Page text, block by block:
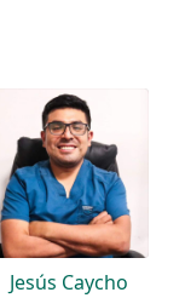
Jesús Caycho